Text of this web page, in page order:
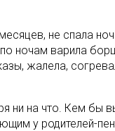
не спала
ночам варила
жалела,
ни на что. Кем бы
у родителей-